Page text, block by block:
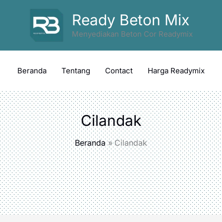
Ready Beton Mix
Menyediakan Beton Cor Readymix
Beranda Tentang Contact Harga Readymix
Cilandak
Beranda Cilandak